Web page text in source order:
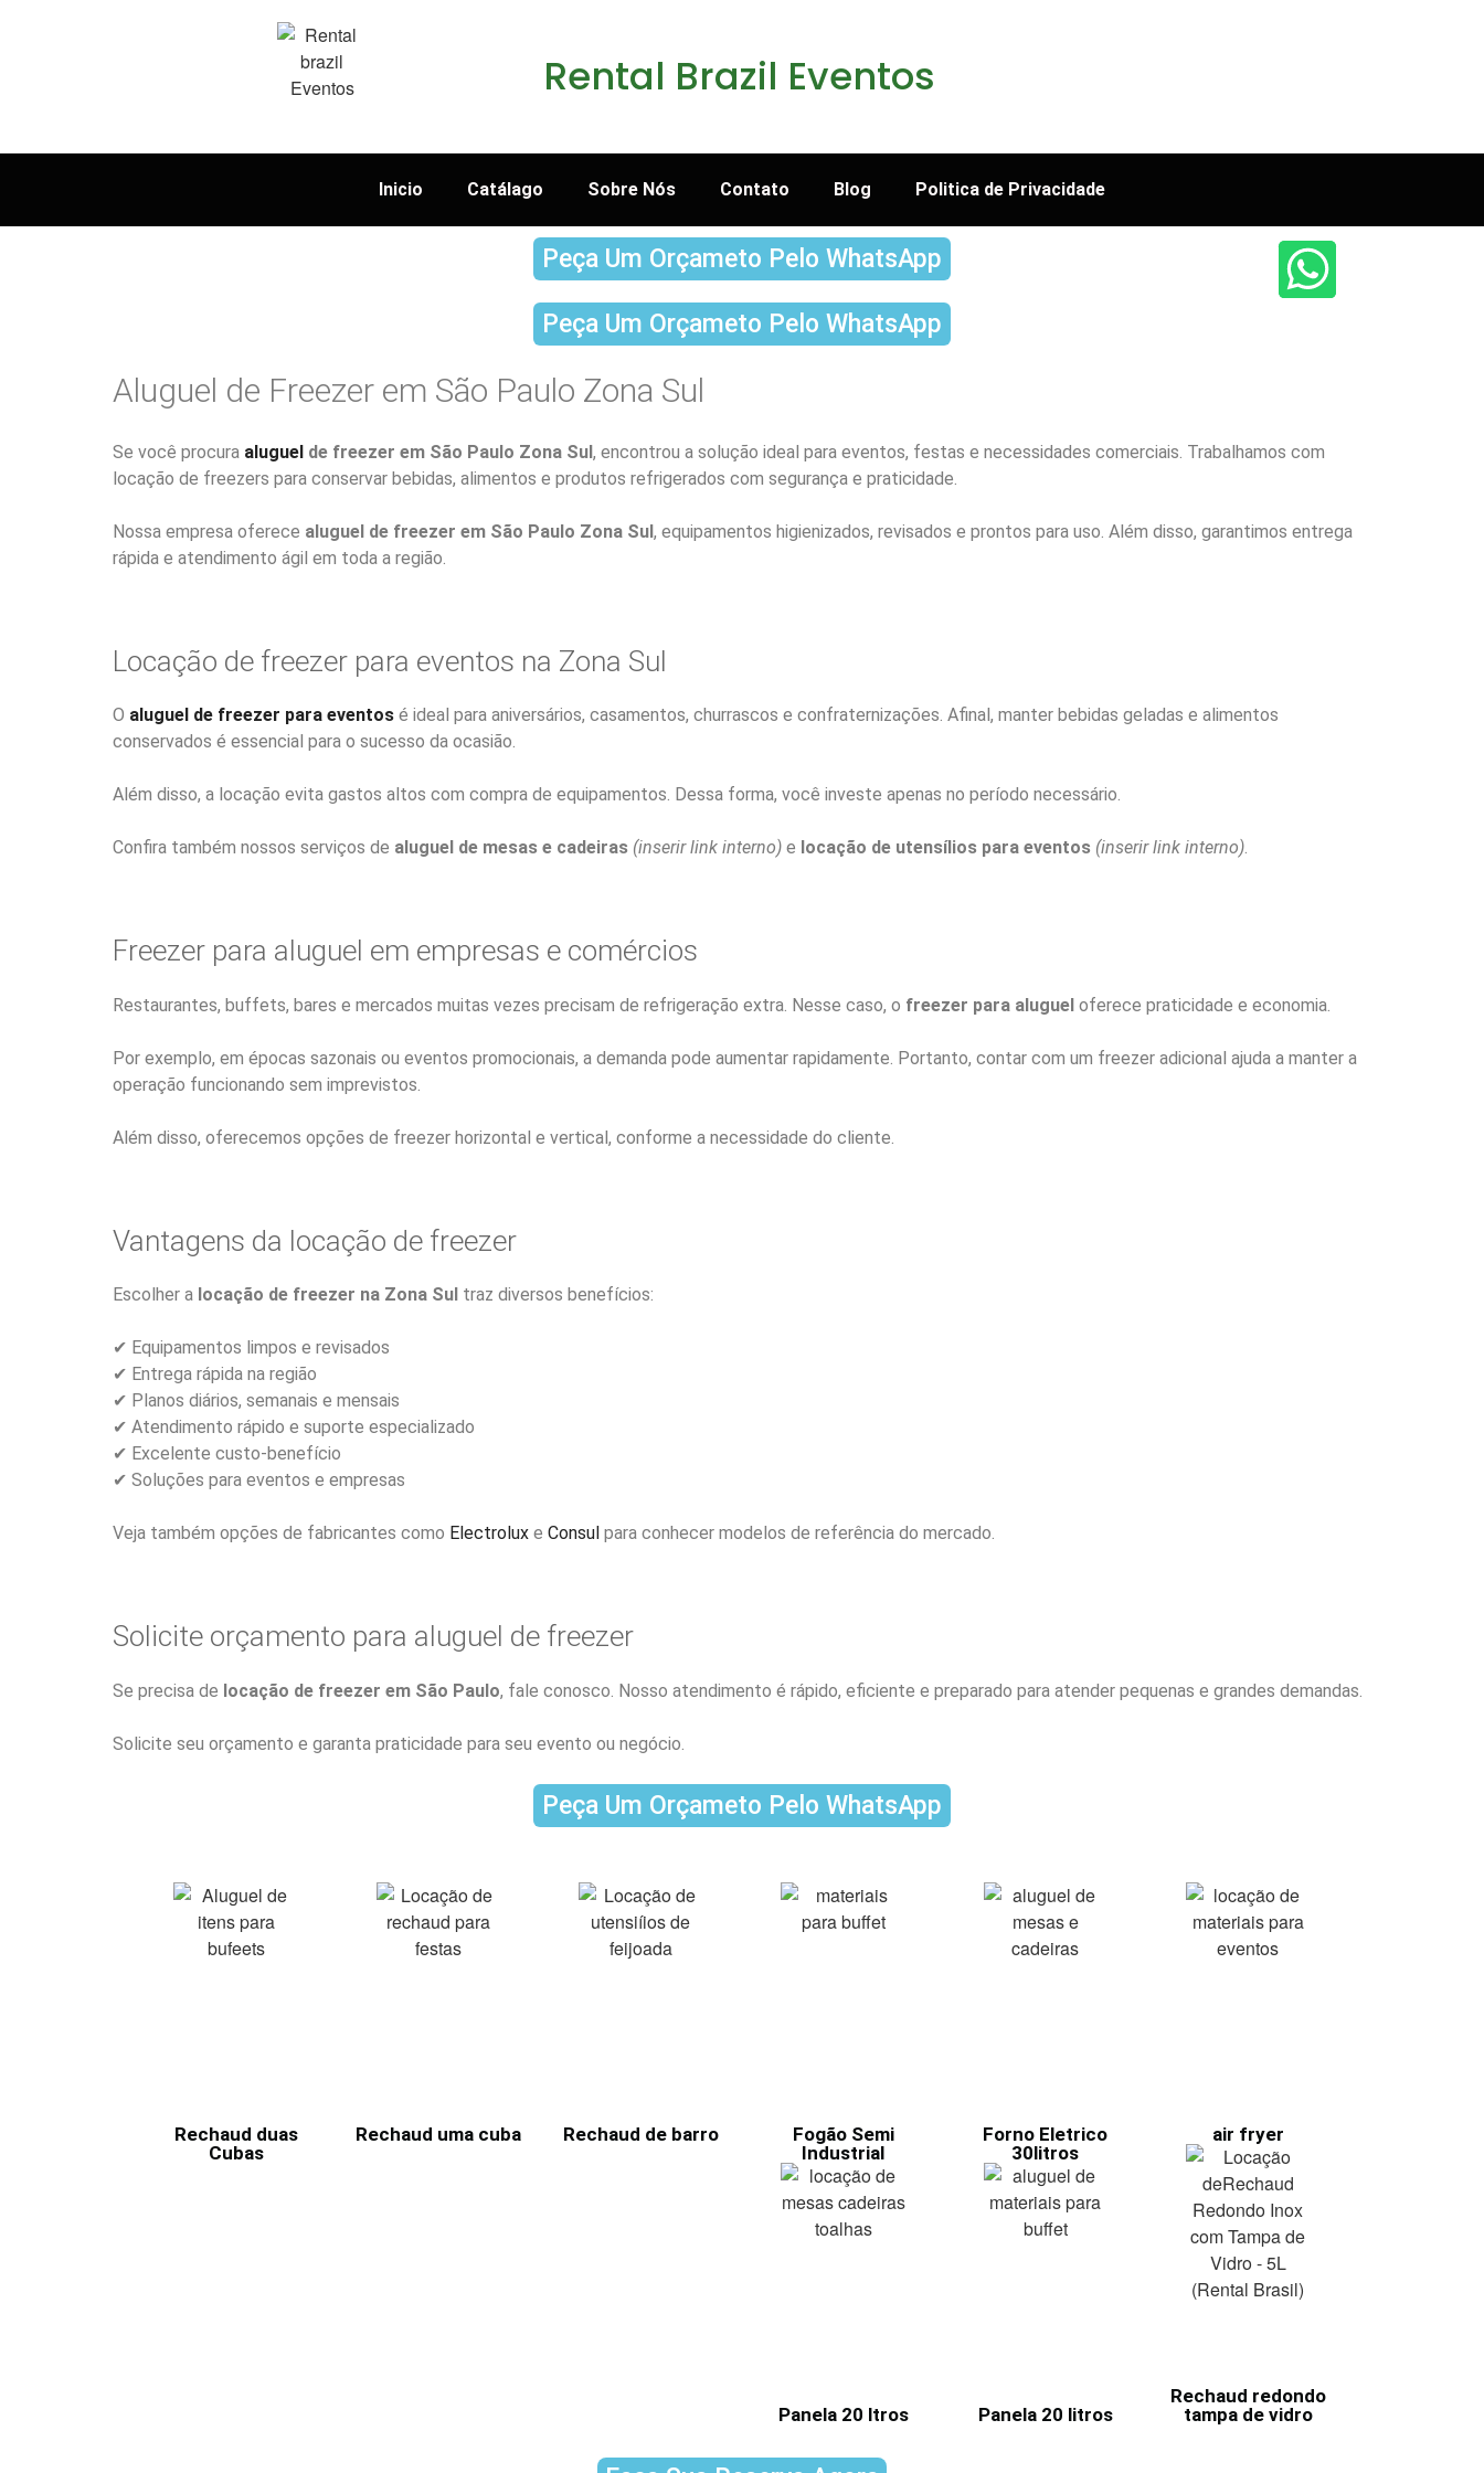
Rental Brazil Eventos
Inicio Catálago Sobre Nós Contato Blog Politica de Privacidade
Peça Um Orçameto Pelo WhatsApp
Peça Um Orçameto Pelo WhatsApp
Aluguel de Freezer em São Paulo Zona Sul
Se você procura aluguel de freezer em São Paulo Zona Sul, encontrou a solução ideal para eventos, festas e necessidades comerciais. Trabalhamos com
locação de freezers para conservar bebidas, alimentos e produtos refrigerados com segurança e praticidade.
Nossa empresa oferece aluguel de freezer em São Paulo Zona Sul, equipamentos higienizados, revisados e prontos para uso. Além disso, garantimos entrega
rápida e atendimento ágil em toda a região.
Locação de freezer para eventos na Zona Sul
O aluguel de freezer para eventos é ideal para aniversários, casamentos, churrascos e confraternizações. Afinal, manter bebidas geladas e alimentos
conservados é essencial para o sucesso da ocasião.
Além disso, a locação evita gastos altos com compra de equipamentos. Dessa forma, você investe apenas no período necessário.
Confira também nossos serviços de aluguel de mesas e cadeiras (inserir link interno) e locação de utensílios para eventos (inserir link interno).
Freezer para aluguel em empresas e comércios
Restaurantes, buffets, bares e mercados muitas vezes precisam de refrigeração extra. Nesse caso, o freezer para aluguel oferece praticidade e economia.
Por exemplo, em épocas sazonais ou eventos promocionais, a demanda pode aumentar rapidamente. Portanto, contar com um freezer adicional ajuda a manter a
operação funcionando sem imprevistos.
Além disso, oferecemos opções de freezer horizontal e vertical, conforme a necessidade do cliente.
Vantagens da locação de freezer
Escolher a locação de freezer na Zona Sul traz diversos benefícios:
✔ Equipamentos limpos e revisados
✔ Entrega rápida na região
✔ Planos diários, semanais e mensais
✔ Atendimento rápido e suporte especializado
✔ Excelente custo-benefício
✔ Soluções para eventos e empresas
Veja também opções de fabricantes como Electrolux e Consul para conhecer modelos de referência do mercado.
Solicite orçamento para aluguel de freezer
Se precisa de locação de freezer em São Paulo, fale conosco. Nosso atendimento é rápido, eficiente e preparado para atender pequenas e grandes demandas.
Solicite seu orçamento e garanta praticidade para seu evento ou negócio.
Peça Um Orçameto Pelo WhatsApp
Rechaud duas
Cubas
Rechaud uma cuba Rechaud de barro
Fogão Semi
Industrial
Panela 20 ltros
Forno Eletrico
30litros
Panela 20 litros
air fryer
Rechaud redondo
tampa de vidro